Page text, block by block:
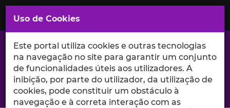
Saltar
para
Conteúdo
Principal
A excelência da investigação e ciência no Iscte
Uso de Cookies
Este portal utiliza cookies e outras tecnologias
na navegação no site para garantir um conjunto
de funcionalidades úteis aos utilizadores. A
inibição, por parte do utilizador, da utilização de
cookies, pode constituir um obstáculo à
navegação e à correta interação com as